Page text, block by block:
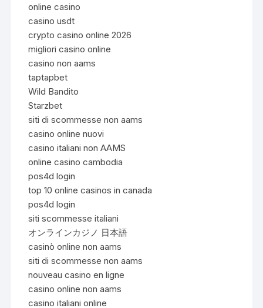
online casino
casino usdt
crypto casino online 2026
migliori casino online
casino non aams
taptapbet
Wild Bandito
Starzbet
siti di scommesse non aams
casino online nuovi
casino italiani non AAMS
online casino cambodia
pos4d login
top 10 online casinos in canada
pos4d login
siti scommesse italiani
オンラインカジノ 日本語
casinò online non aams
siti di scommesse non aams
nouveau casino en ligne
casino online non aams
casino italiani online